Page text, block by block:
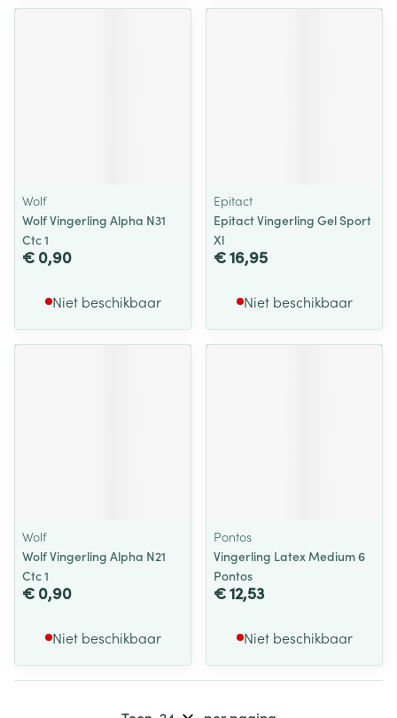
Wolf
Wolf Vingerling Alpha N31
Ctc 1
€ 0,90
Niet beschikbaar
Epitact
Epitact Vingerling Gel Sport
Xl
€ 16,95
Niet beschikbaar
Wolf
Wolf Vingerling Alpha N21
Ctc 1
€ 0,90
Niet beschikbaar
Pontos
Vingerling Latex Medium 6
Pontos
€ 12,53
Niet beschikbaar